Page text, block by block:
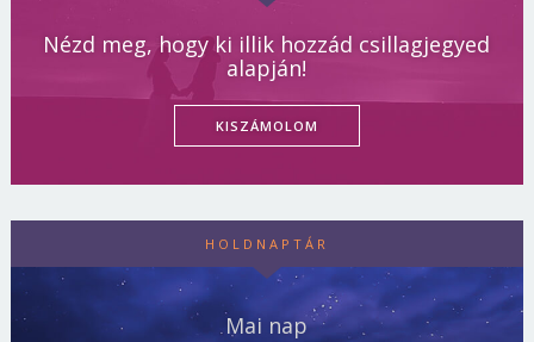
Nézd meg, hogy ki illik hozzád csillagjegyed
alapján!
KISZÁMOLOM
HOLDNAPTÁR
Mai nap